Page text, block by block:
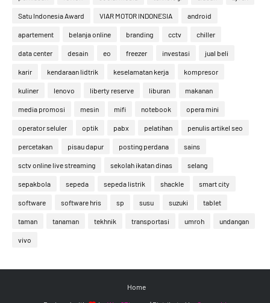
Satu Indonesia Award VIAR MOTOR INDONESIA android
apartement belanja online branding cctv chiller
data center desain eo freezer investasi jual beli
karir kendaraan lidtrik keselamatan kerja kompresor
kuliner lenovo liberty reserve liburan makanan
media promosi mesin mifi notebook opera mini
operator seluler optik pabx pelatihan penulis artikel seo
percetakan pisau dapur posting perdana sains
sctv online live streaming sekolah ikatan dinas selang
sepakbola sepeda sepeda listrik shackle smart city
software software hris sp susu suzuki tablet
taman tanaman tekhnik transportasi umroh undangan
vivo
Home